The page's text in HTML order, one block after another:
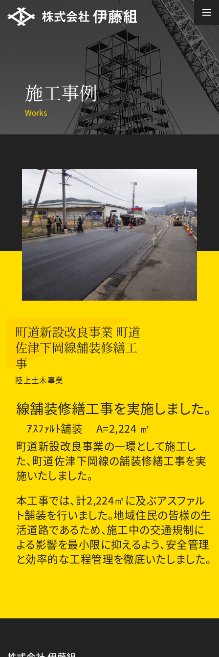
施工事例
Works
町道新設改良事業 町道
佐津下岡線舗装修繕工
事
陸上土木事業
線舗装修繕工事を実施しました。
ｱｽﾌｧﾙﾄ舗装 A=2,224 ㎡
町道新設改良事業の一環として施工し
た、町道佐津下岡線の舗装修繕工事を実
施いたしました。
本工事では、計2,224㎡に及ぶアスファル
ト舗装を行いました。地域住民の皆様の生
活道路であるため、施工中の交通規制に
よる影響を最小限に抑えるよう、安全管理
と効率的な工程管理を徹底いたしました。